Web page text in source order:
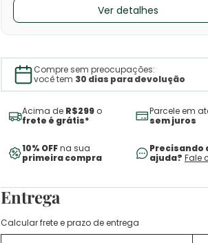
Ver detalhes
Compre sem preocupações:
você tem 30 dias para devolução
Acima de R$299o
frete é grátis*
Parcele em
sem juros
10% OFFna sua
primeira compra
Precisando
ajuda? Fale
Entrega
Calcular frete e prazo de entrega